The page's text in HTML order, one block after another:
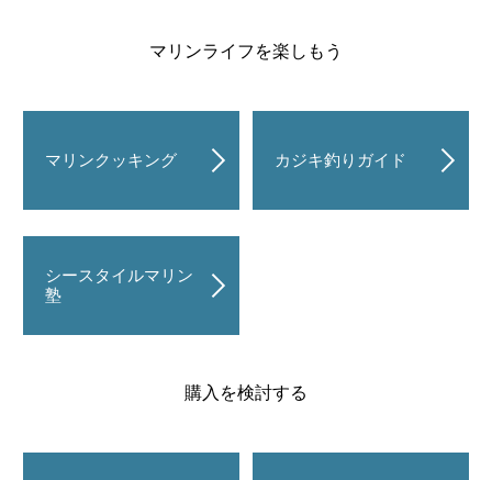
マリンライフを楽しもう
マリンクッキング カジキ釣りガイド
シースタイルマリン
塾
購入を検討する